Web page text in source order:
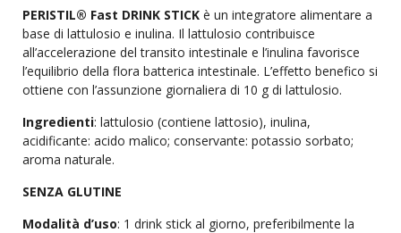
PERISTIL® Fast DRINK STICK è un integratore alimentare a
base di lattulosio e inulina. Il lattulosio contribuisce
all’accelerazione del transito intestinale e l’inulina favorisce
l’equilibrio della flora batterica intestinale. L’effetto benefico si
ottiene con l’assunzione giornaliera di 10 g di lattulosio.
Ingredienti: lattulosio (contiene lattosio), inulina,
acidificante: acido malico; conservante: potassio sorbato;
aroma naturale.
SENZA GLUTINE
Modalità d’uso: 1 drink stick al giorno, preferibilmente la